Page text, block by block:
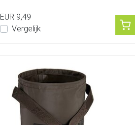
EUR 9,49
Vergelijk